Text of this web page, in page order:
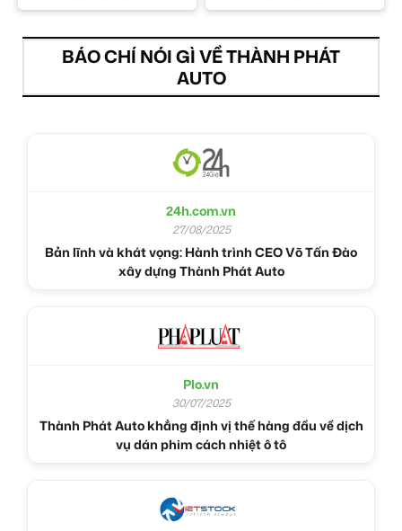
BÁO CHÍ NÓI GÌ VỀ THÀNH PHÁT
AUTO
24h.com.vn
27/08/2025
Bản lĩnh và khát vọng: Hành trình CEO Võ Tấn Đào
xây dựng Thành Phát Auto
Plo.vn
30/07/2025
Thành Phát Auto khẳng định vị thế hàng đầu về dịch
vụ dán phim cách nhiệt ô tô